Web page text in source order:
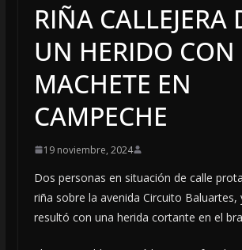
RIÑA CALLEJERA
UN HERIDO
MACHETE EN
CAMPECHE
19 noviembre, 2024
Dos personas en situación de calle
riña sobre la avenida Circuito Baluartes,
resultó con una herida cortante en el